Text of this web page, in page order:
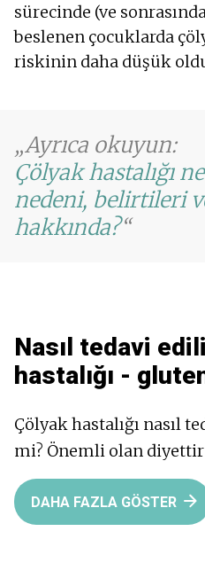
sürecinde (ve
beslenen çocuklarda
riskinin daha düşük
Ayrıca okuyun:
Çölyak hastalığı
nedeni, belirtileri
hakkında?
Nasıl tedavi
hastalığı -
Çölyak hastalığı nasıl
mi? Önemli olan
DAHA FAZLA GÖSTER